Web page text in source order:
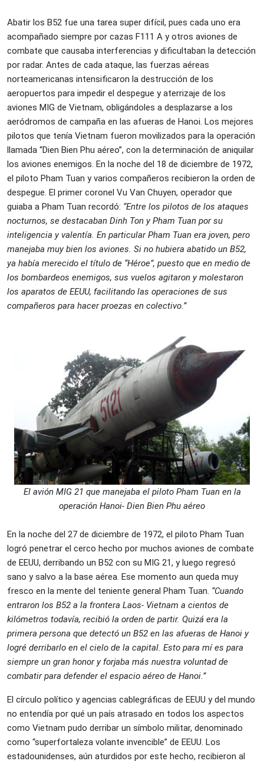
Abatir los B52 fue una tarea super difícil, pues cada uno era
acompañado siempre por cazas F111 A y otros aviones de
combate que causaba interferencias y dificultaban la detección
por radar. Antes de cada ataque, las fuerzas aéreas
norteamericanas intensificaron la destrucción de los
aeropuertos para impedir el despegue y aterrizaje de los
aviones MIG de Vietnam, obligándoles a desplazarse a los
aeródromos de campaña en las afueras de Hanoi. Los mejores
pilotos que tenía Vietnam fueron movilizados para la operación
llamada “Dien Bien Phu aéreo”, con la determinación de aniquilar
los aviones enemigos. En la noche del 18 de diciembre de 1972,
el piloto Pham Tuan y varios compañeros recibieron la orden de
despegue. El primer coronel Vu Van Chuyen, operador que
guiaba a Pham Tuan recordó: “Entre los pilotos de los ataques
nocturnos, se destacaban Dinh Ton y Pham Tuan por su
inteligencia y valentía. En particular Pham Tuan era joven, pero
manejaba muy bien los aviones. Si no hubiera abatido un B52,
ya había merecido el título de “Héroe”, puesto que en medio de
los bombardeos enemigos, sus vuelos agitaron y molestaron
los aparatos de EEUU, facilitando las operaciones de sus
compañeros para hacer proezas en colectivo.”
El avión MIG 21 que manejaba el piloto Pham Tuan en la
operación Hanoi- Dien Bien Phu aéreo
En la noche del 27 de diciembre de 1972, el piloto Pham Tuan
logró penetrar el cerco hecho por muchos aviones de combate
de EEUU, derribando un B52 con su MIG 21, y luego regresó
sano y salvo a la base aérea. Ese momento aun queda muy
fresco en la mente del teniente general Pham Tuan. “Cuando
entraron los B52 a la frontera Laos- Vietnam a cientos de
kilómetros todavía, recibió la orden de partir. Quizá era la
primera persona que detectó un B52 en las afueras de Hanoi y
logré derribarlo en el cielo de la capital. Esto para mí es para
siempre un gran honor y forjaba más nuestra voluntad de
combatir para defender el espacio aéreo de Hanoi.”
El círculo político y agencias cablegráficas de EEUU y del mundo
no entendía por qué un país atrasado en todos los aspectos
como Vietnam pudo derribar un símbolo militar, denominado
como “superfortaleza volante invencible” de EEUU. Los
estadounidenses, aún aturdidos por este hecho, recibieron al